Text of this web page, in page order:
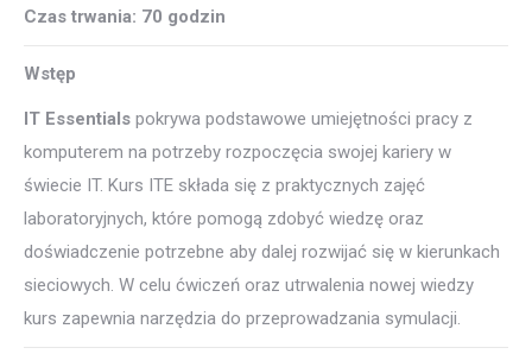
Czas trwania: 70 godzin
Wstęp
IT Essentials pokrywa podstawowe umiejętności pracy z
komputerem na potrzeby rozpoczęcia swojej kariery w
świecie IT. Kurs ITE składa się z praktycznych zajęć
laboratoryjnych, które pomogą zdobyć wiedzę oraz
doświadczenie potrzebne aby dalej rozwijać się w kierunkach
sieciowych. W celu ćwiczeń oraz utrwalenia nowej wiedzy
kurs zapewnia narzędzia do przeprowadzania symulacji.